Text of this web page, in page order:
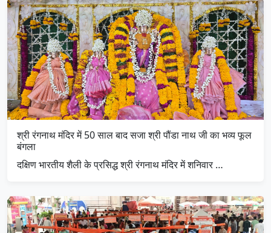
श्री रंगनाथ मंदिर में 50 साल बाद सजा श्री पौंडा नाथ जी का भव्य फूल
बंगला
दक्षिण भारतीय शैली के प्रसिद्ध श्री रंगनाथ मंदिर में शनिवार …